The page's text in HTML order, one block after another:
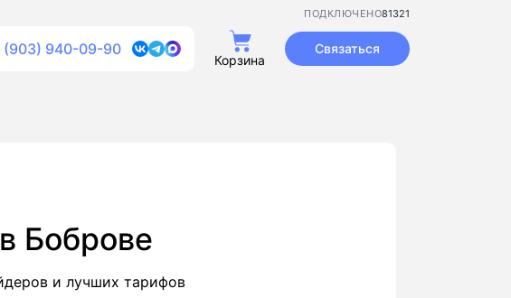
81321
ПОДКЛЮЧЕНО
(903) 940-09-90
Корзина
Связаться
в Боброве
и лучших тарифов